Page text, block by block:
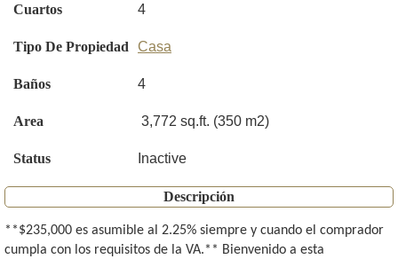
Cuartos 4
Tipo De Propiedad Casa
Baños 4
Area 3,772 sq.ft. (350 m2)
Status Inactive
Descripción
**$235,000 es asumible al 2.25% siempre y cuando el comprador
cumpla con los requisitos de la VA.** Bienvenido a esta